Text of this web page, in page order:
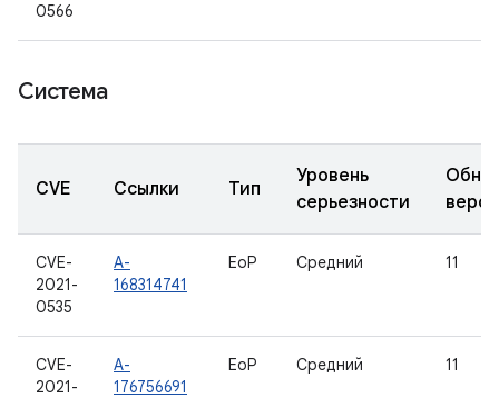
0566
Система
CVE Ссылки Тип
Уровень
серьезности
CVE-
2021-
0535
A-
168314741
EoP Средний 11
CVE-
2021-
A-
176756691
EoP Средний 11